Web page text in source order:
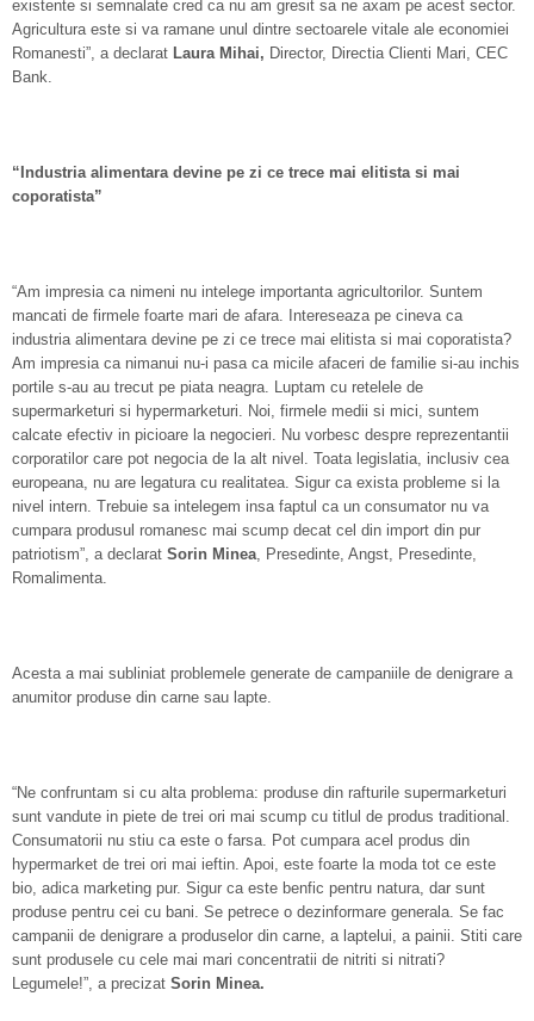
existente si semnalate cred ca nu am gresit sa ne axam pe acest sector.
Agricultura este si va ramane unul dintre sectoarele vitale ale economiei
Romanesti”, a declarat Laura Mihai, Director, Directia Clienti Mari, CEC
Bank.
“Industria alimentara devine pe zi ce trece mai elitista si mai
coporatista”
“Am impresia ca nimeni nu intelege importanta agricultorilor. Suntem
mancati de firmele foarte mari de afara. Intereseaza pe cineva ca
industria alimentara devine pe zi ce trece mai elitista si mai coporatista?
Am impresia ca nimanui nu-i pasa ca micile afaceri de familie si-au inchis
portile s-au au trecut pe piata neagra. Luptam cu retelele de
supermarketuri si hypermarketuri. Noi, firmele medii si mici, suntem
calcate efectiv in picioare la negocieri. Nu vorbesc despre reprezentantii
corporatilor care pot negocia de la alt nivel. Toata legislatia, inclusiv cea
europeana, nu are legatura cu realitatea. Sigur ca exista probleme si la
nivel intern. Trebuie sa intelegem insa faptul ca un consumator nu va
cumpara produsul romanesc mai scump decat cel din import din pur
patriotism”, a declarat Sorin Minea, Presedinte, Angst, Presedinte,
Romalimenta.
Acesta a mai subliniat problemele generate de campaniile de denigrare a
anumitor produse din carne sau lapte.
“Ne confruntam si cu alta problema: produse din rafturile supermarketuri
sunt vandute in piete de trei ori mai scump cu titlul de produs traditional.
Consumatorii nu stiu ca este o farsa. Pot cumpara acel produs din
hypermarket de trei ori mai ieftin. Apoi, este foarte la moda tot ce este
bio, adica marketing pur. Sigur ca este benfic pentru natura, dar sunt
produse pentru cei cu bani. Se petrece o dezinformare generala. Se fac
campanii de denigrare a produselor din carne, a laptelui, a painii. Stiti care
sunt produsele cu cele mai mari concentratii de nitriti si nitrati?
Legumele!”, a precizat Sorin Minea.